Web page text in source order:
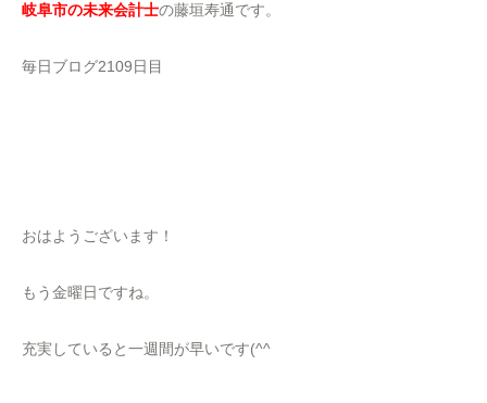
岐阜市の未来会計士の藤垣寿通です。
毎日ブログ2109日目
おはようございます！
もう金曜日ですね。
充実していると一週間が早いです(^^